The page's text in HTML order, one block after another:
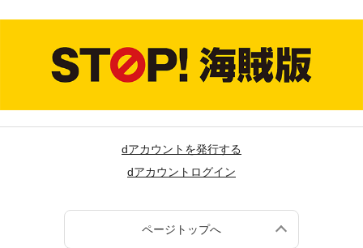
dアカウントを発行する
dアカウントログイン
ページトップへ